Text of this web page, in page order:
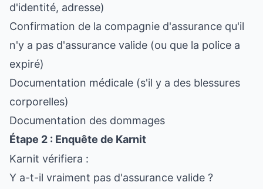
d'identité, adresse)
Confirmation de la compagnie d'assurance qu'il
n'y a pas d'assurance valide (ou que la police a
expiré)
Documentation médicale (s'il y a des blessures
corporelles)
Documentation des dommages
Étape 2 : Enquête de Karnit
Karnit vérifiera :
Y a-t-il vraiment pas d'assurance valide ?